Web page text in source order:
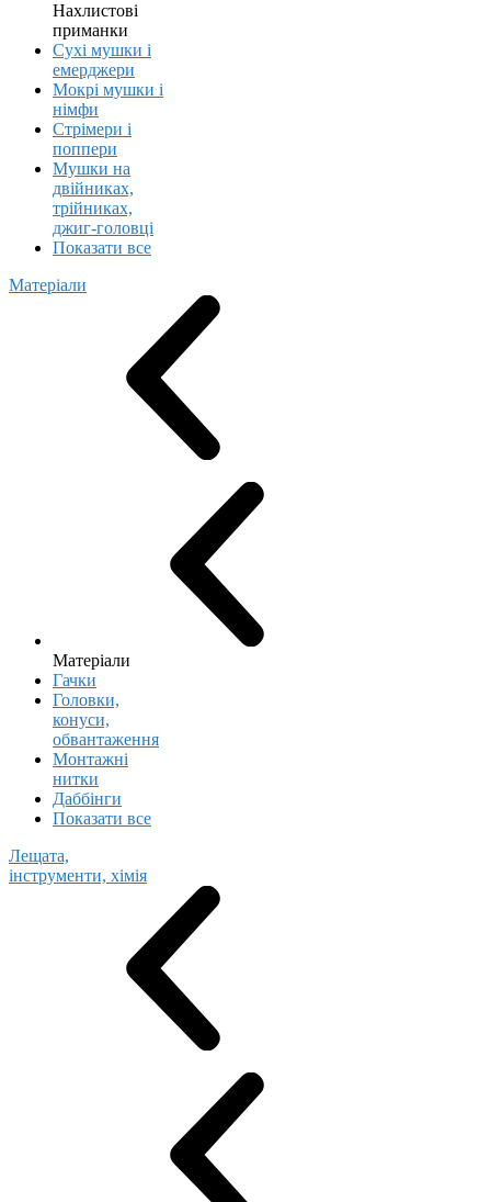
Нахлистові
приманки
Сухі мушки і
емерджери
Мокрі мушки і
німфи
Стрімери і
поппери
Мушки на
двійниках,
трійниках,
джиг-головці
Показати все
Матеріали
Матеріали
Гачки
Головки,
конуси,
обвантаження
Монтажні
нитки
Даббінги
Показати все
Лещата,
інструменти, хімія